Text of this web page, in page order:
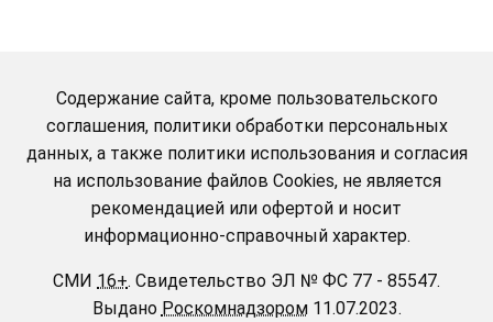
Содержание сайта, кроме пользовательского
соглашения, политики обработки персональных
данных, а также политики использования и согласия
на использование файлов Cookies, не является
рекомендацией или офертой и носит
информационно-справочный характер.
СМИ 16+. Свидетельство ЭЛ № ФС 77 - 85547.
Выдано Роскомнадзором11.07.2023.